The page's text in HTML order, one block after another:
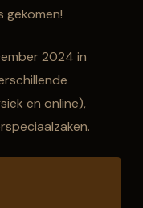
gekomen!
2024 in
en online),